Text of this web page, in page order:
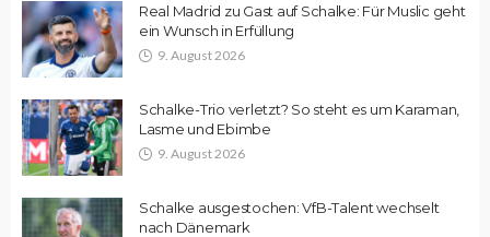
Real Madrid zu Gast auf Schalke: Für Muslic geht
ein Wunsch in Erfüllung
9. August 2026
Schalke-Trio verletzt? So steht es um Karaman,
Lasme und Ebimbe
9. August 2026
Schalke ausgestochen: VfB-Talent wechselt
nach Dänemark